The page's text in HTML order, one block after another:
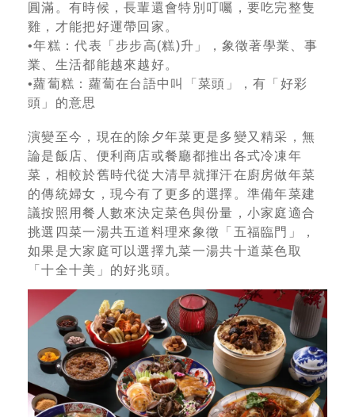
圓滿。有時候，長輩還會特別叮囑，要吃完整隻
雞，才能把好運帶回家。
•年糕：代表「步步高(糕)升」，象徵著學業、事
業、生活都能越來越好。
•蘿蔔糕：蘿蔔在台語中叫「菜頭」，有「好彩
頭」的意思
演變至今，現在的除夕年菜更是多變又精采，無
論是飯店、便利商店或餐廳都推出各式冷凍年
菜，相較於舊時代從大清早就揮汗在廚房做年菜
的傳統婦女，現今有了更多的選擇。準備年菜建
議按照用餐人數來決定菜色與份量，小家庭適合
挑選四菜一湯共五道料理來象徵「五福臨門」，
如果是大家庭可以選擇九菜一湯共十道菜色取
「十全十美」的好兆頭。